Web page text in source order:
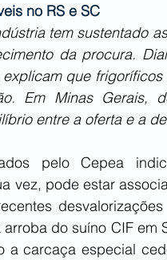
no RS e SC
tem sustentado
da procura.
que
Em Minas Gerais,
entre a oferta e a
pelo Cepea
vez, pode estar
do suíno CIF em
a carcaça especial